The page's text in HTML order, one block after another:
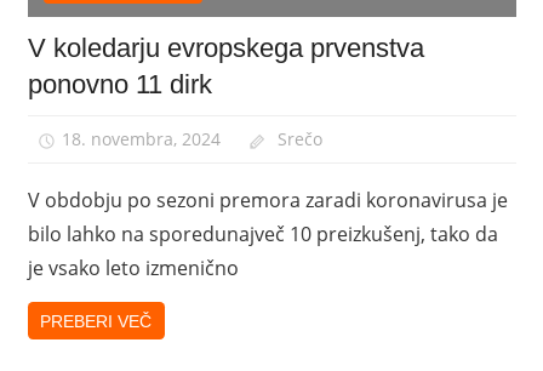
V koledarju evropskega prvenstva
ponovno 11 dirk
18. novembra, 2024 Srečo
V obdobju po sezoni premora zaradi koronavirusa je
bilo lahko na sporedunajveč 10 preizkušenj, tako da
je vsako leto izmenično
PREBERI VEČ